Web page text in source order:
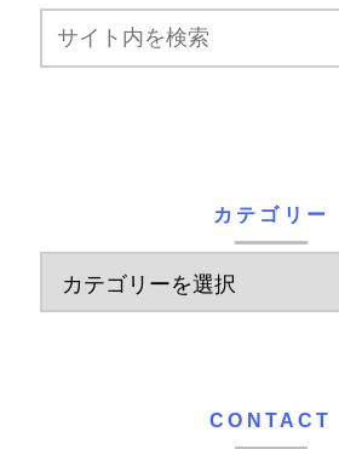
カテゴリー
CONTACT